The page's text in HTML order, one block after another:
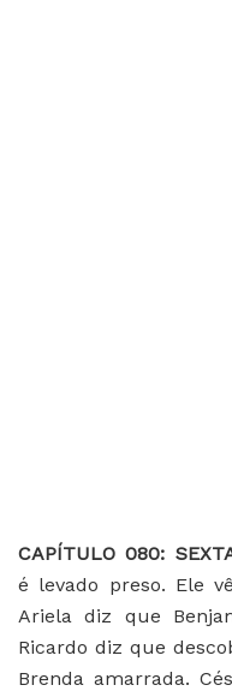
CAPÍTULO 080:
é levado preso. Ele
Ariela diz que
Ricardo diz que
Brenda amarrada.